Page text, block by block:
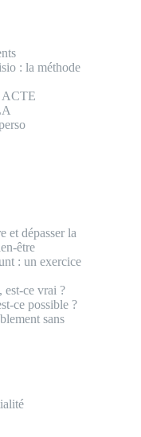
: la méthode
ACTE
et dépasser la
être
: un exercice
est-ce vrai ?
ce possible ?
sans